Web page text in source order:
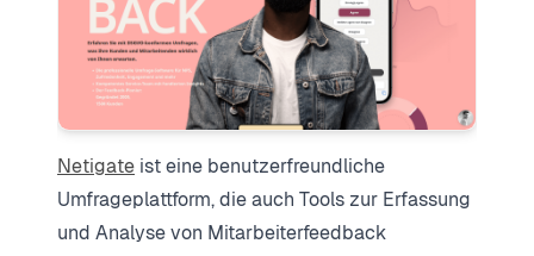
Netigate ist eine benutzerfreundliche
Umfrageplattform, die auch Tools zur Erfassung
und Analyse von Mitarbeiterfeedback